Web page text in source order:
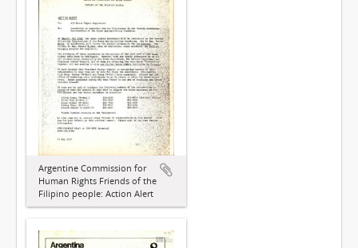
Argentine Commission for
Human Rights Friends of the
Filipino people: Action Alert